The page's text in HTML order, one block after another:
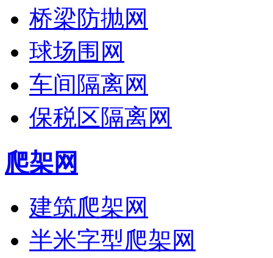
桥梁防抛网
球场围网
车间隔离网
保税区隔离网
爬架网
建筑爬架网
半米字型爬架网